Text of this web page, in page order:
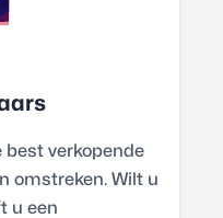
best verkopende
omstreken. Wilt u
u een